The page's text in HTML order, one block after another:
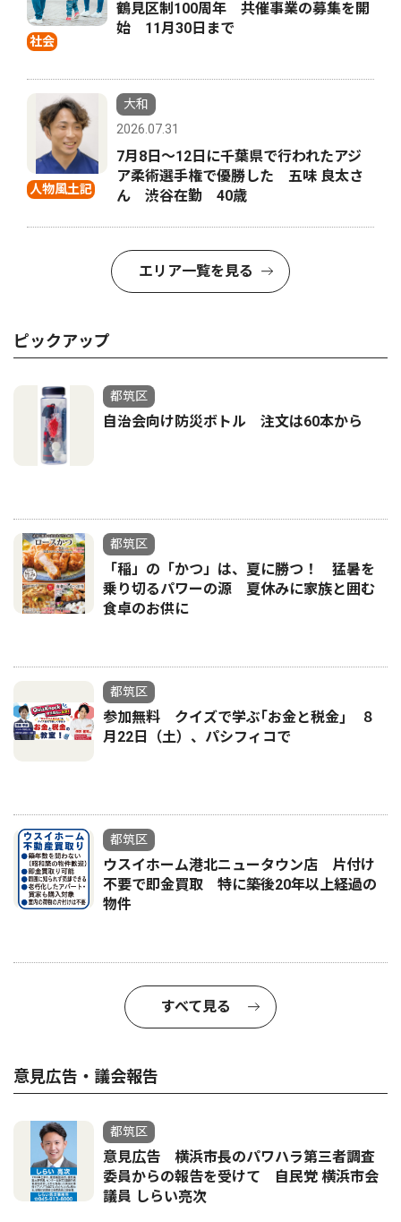
社会
鶴見区制100周年 共催事業の募集を開
始 11月30日まで
人物風土記
大和
2026.07.31
7月8日〜12日に千葉県で行われたアジ
ア柔術選手権で優勝した 五味 良太さ
ん 渋谷在勤 40歳
エリア一覧を見る
ピックアップ
都筑区
自治会向け防災ボトル 注文は60本から
都筑区
「稲」の「かつ」は、夏に勝つ！ 猛暑を
乗り切るパワーの源 夏休みに家族と囲む
食卓のお供に
都筑区
参加無料 クイズで学ぶ｢お金と税金｣ ８
月22日（土）、パシフィコで
都筑区
ウスイホーム港北ニュータウン店 片付け
不要で即金買取 特に築後20年以上経過の
物件
すべて見る
意見広告・議会報告
都筑区
意見広告 横浜市長のパワハラ第三者調査
委員からの報告を受けて 自民党 横浜市会
議員 しらい亮次